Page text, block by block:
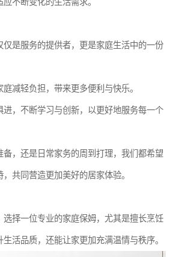
是服务的提供者，更是家庭生活中的一份
减轻负担，带来更多便利与快乐。
进，不断学习与创新，以更好地服务每一个
，还是日常家务的周到打理，我们都希望
共同营造更加美好的居家体验。
择一位专业的家庭保姆，尤其是擅长烹饪
活品质，还能让家更加充满温情与秩序。